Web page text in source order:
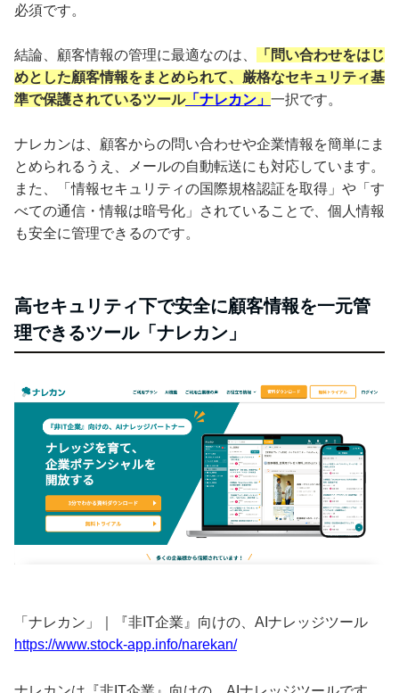
必須です。
結論、顧客情報の管理に最適なのは、
「問い合わせをはじ
めとした顧客情報をまとめられて、厳格なセキュリティ基
準で保護されているツール「ナレカン」 一択です。
ナレカンは、顧客からの問い合わせや企業情報を簡単にま
とめられるうえ、メールの自動転送にも対応しています。
また、「情報セキュリティの国際規格認証を取得」や「す
べての通信・情報は暗号化」されていることで、個人情報
も安全に管理できるのです。
高セキュリティ下で安全に顧客情報を一元管
理できるツール「ナレカン」
「ナレカン」｜『非IT企業』向けの、AIナレッジツール
https://www.stock-app.info/narekan/